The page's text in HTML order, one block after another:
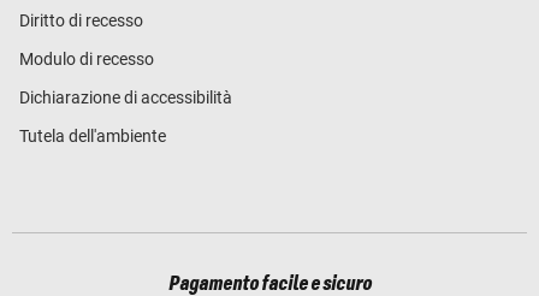
Diritto di recesso
Modulo di recesso
Dichiarazione di accessibilità
Tutela dell'ambiente
Pagamento facile e sicuro